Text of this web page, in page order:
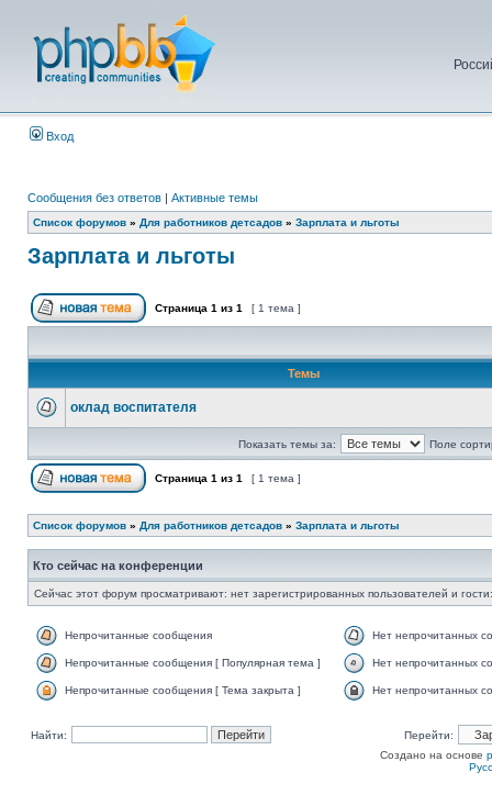
Вход
Сообщения без ответов | Активные темы
Список форумов » Для работников детсадов » Зарплата и льготы
Зарплата и льготы
Страница 1 из 1 [ 1 тема ]
Темы
оклад воспитателя
Показать темы за: Поле
Страница 1 из 1 [ 1 тема ]
Список форумов » Для работников детсадов » Зарплата и льготы
Кто сейчас на конференции
Сейчас этот форум просматривают: нет зарегистрированных пользователей и
Непрочитанные сообщения Нет непрочитанных
Непрочитанные сообщения [ Популярная тема ] Нет непрочитанных
Непрочитанные сообщения [ Тема закрыта ] Нет непрочитанных
Найти:
Перейти:
Создано на основе